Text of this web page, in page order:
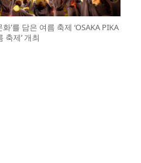
’를 담은 여름 축제 ‘OSAKA PIKA
축제’ 개최